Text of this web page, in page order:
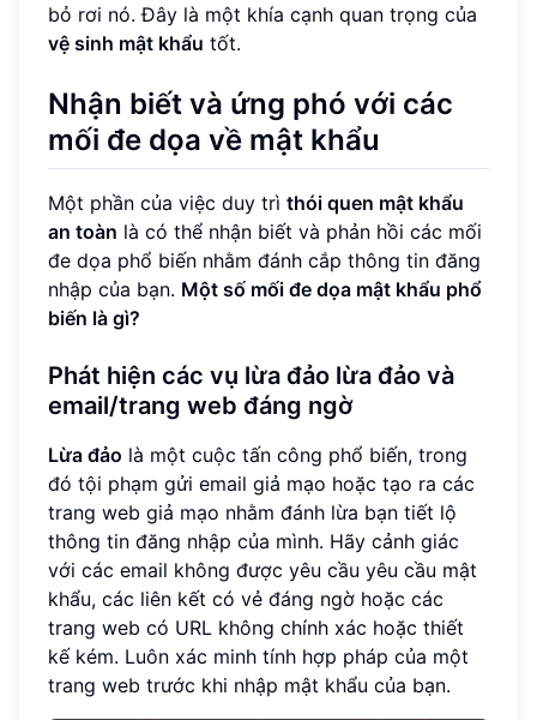
bỏ rơi nó. Đây là một khía cạnh quan trọng của
vệ sinh mật khẩu tốt.
Nhận biết và ứng phó với các
mối đe dọa về mật khẩu
Một phần của việc duy trì thói quen mật khẩu
an toàn là có thể nhận biết và phản hồi các mối
đe dọa phổ biến nhằm đánh cắp thông tin đăng
nhập của bạn. Một số mối đe dọa mật khẩu phổ
biến là gì?
Phát hiện các vụ lừa đảo lừa đảo và
email/trang web đáng ngờ
Lừa đảo là một cuộc tấn công phổ biến, trong
đó tội phạm gửi email giả mạo hoặc tạo ra các
trang web giả mạo nhằm đánh lừa bạn tiết lộ
thông tin đăng nhập của mình. Hãy cảnh giác
với các email không được yêu cầu yêu cầu mật
khẩu, các liên kết có vẻ đáng ngờ hoặc các
trang web có URL không chính xác hoặc thiết
kế kém. Luôn xác minh tính hợp pháp của một
trang web trước khi nhập mật khẩu của bạn.